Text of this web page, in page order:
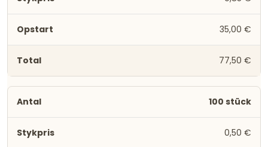
35,00 €
77,50 €
100 stück
0,50 €